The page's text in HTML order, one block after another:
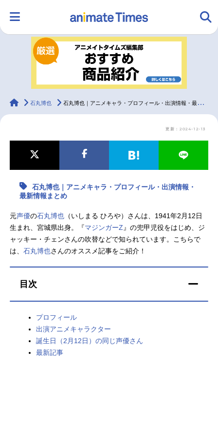
ランキング アニメ
ラジオ グッズ
最新記事一覧
アニメ記事一覧 声優記事一覧
アニメ映画一覧 実写化映画一覧
今期アニメ曜日別一覧
男性声優/女性声優一覧
FOLLOW US
animateTimes
石丸博也 石丸博也｜アニメキャラ・プロフィール・出演情報・最新情報まとめ
更新：2024-12-13
石丸博也｜アニメキャラ・プロフィール・出演情報・
最新情報まとめ
元声優の石丸博也 （いしまる ひろや）さんは、1941年2月12日
生まれ、宮城県出身。『マジンガーZ 』の兜甲児役をはじめ、ジ
ャッキー・チェンさんの吹替などで知られています。こちらで
は、 石丸博也さんのオススメ記事をご紹介！
目次
プロフィール
出演アニメキャラクター
誕生日（2月12日）の同じ声優さん
最新記事